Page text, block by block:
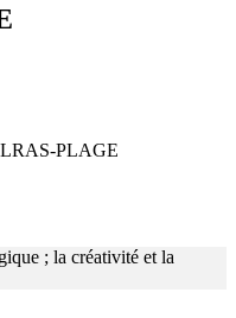
PLAGE
; la créativité et la